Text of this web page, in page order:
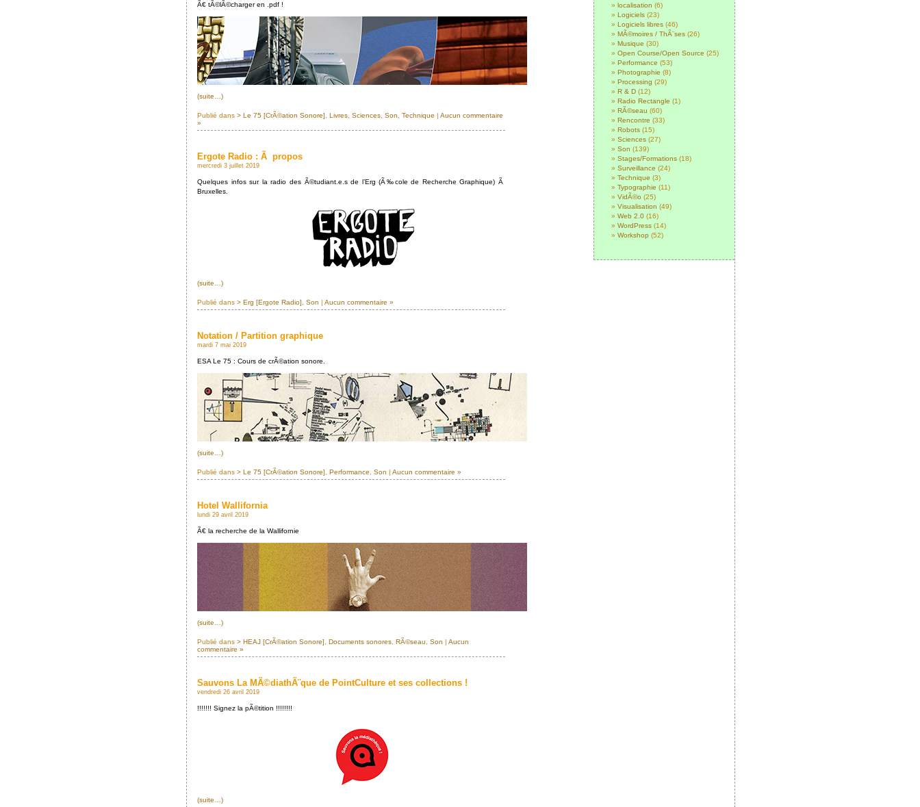
localisation (6)
Logiciels (23)
Logiciels libres (46)
MÃ©moires / ThÃ¨ses (26)
Musique (30)
Open Course/Open Source (25)
Performance (53)
Photographie (8)
Processing (29)
R & D (12)
Radio Rectangle (1)
RÃ©seau (60)
Rencontre (33)
Robots (15)
Sciences (27)
Son (139)
Stages/Formations (18)
Surveillance (24)
Technique (3)
Typographie (11)
VidÃ©o (25)
Visualisation (49)
Web 2.0 (16)
WordPress (14)
Workshop (52)
Ã€ tÃ©lÃ©charger en .pdf !
(suite…)
Publié dans > Le 75 [CrÃ©ation Sonore] Livres Sciences Son Technique | Aucun commentaire
»
Ergote Radio : Ã propos
mercredi 3 juillet 2019
Quelques infos sur la radio des Ã©tudiant.e.s de l’Erg (Ã‰cole de Recherche Graphique) Ã
Bruxelles.
(suite…)
Publié dans > Erg [Ergote Radio] Son | Aucun commentaire »
Notation / Partition graphique
mardi 7 mai 2019
ESA Le 75 : Cours de crÃ©ation sonore.
(suite…)
Publié dans > Le 75 [CrÃ©ation Sonore] Performance Son | Aucun commentaire »
Hotel Wallifornia
lundi 29 avril 2019
Ã€ la recherche de la Wallifornie
(suite…)
Publié dans > HEAJ [CrÃ©ation Sonore] Documents sonores RÃ©seau Son | Aucun
commentaire »
Sauvons La MÃ©diathÃ¨que de PointCulture et ses collections !
vendredi 26 avril 2019
!!!!!!! Signez la pÃ©tition !!!!!!!!
(suite…)